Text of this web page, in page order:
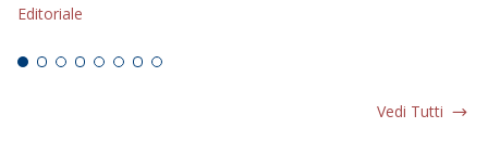
Editoriale
Vedi Tutti